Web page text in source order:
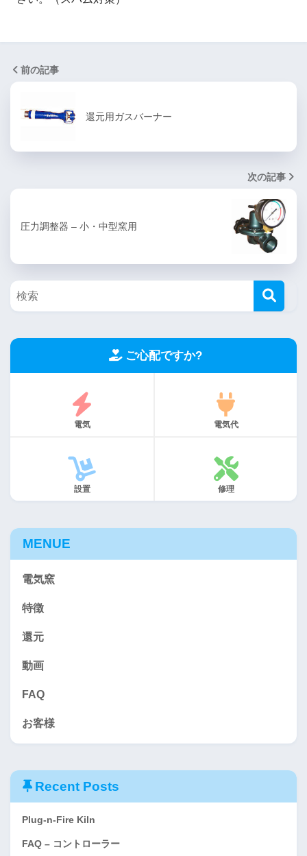
前の記事
還元用ガスバーナー
次の記事
圧力調整器 – 小・中型窯用
ご心配ですか?
電気 電気代
設置 修理
MENUE
電気窯
特徴
還元
動画
FAQ
お客様
Recent Posts
Plug-n-Fire Kiln
FAQ – コントローラー